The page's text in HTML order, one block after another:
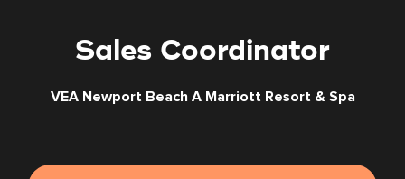
Sales Coordinator
VEA Newport Beach A Marriott Resort & Spa